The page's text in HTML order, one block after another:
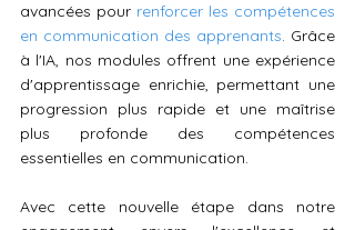
avancées pour renforcer les compétences
en communication des apprenants. Grâce
à l'IA, nos modules offrent une expérience
d'apprentissage enrichie, permettant une
progression plus rapide et une maîtrise
plus profonde des compétences
essentielles en communication.
Avec cette nouvelle étape dans notre